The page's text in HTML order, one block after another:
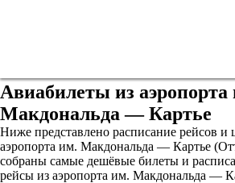
Авиабилеты из аэропорта
Макдональда — Картье
Ниже представлено расписание рейсов и
аэропорта им. Макдональда — Картье
собраны самые дешёвые билеты и
рейсы из аэропорта им. Макдональда —